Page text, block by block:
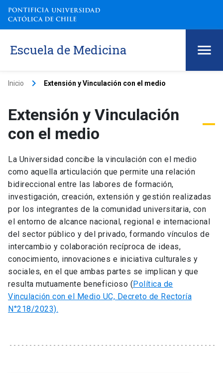
Escuela de Medicina
Inicio keyboard_arrow_right Extensión y Vinculación con el medio
Extensión y Vinculación
con el medio
La Universidad concibe la vinculación con el medio
como aquella articulación que permite una relación
bidireccional entre las labores de formación,
investigación, creación, extensión y gestión realizadas
por los integrantes de la comunidad universitaria, con
el entorno de alcance nacional, regional e internacional
del sector público y del privado, formando vínculos de
intercambio y colaboración recíproca de ideas,
conocimiento, innovaciones e iniciativa culturales y
sociales, en el que ambas partes se implican y que
resulta mutuamente beneficioso (Política de
Vinculación con el Medio UC, Decreto de Rectoría
N°218/2023).